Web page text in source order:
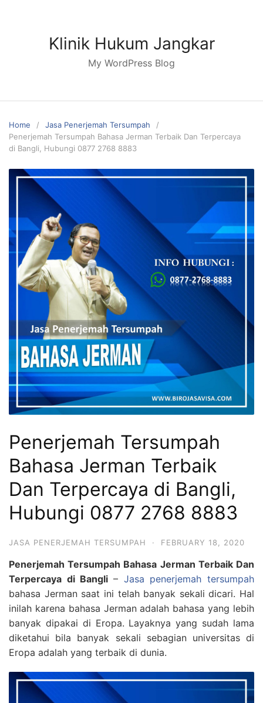
Klinik Hukum Jangkar
My WordPress Blog
Home
Jasa Penerjemah Tersumpah
Penerjemah Tersumpah Bahasa Jerman Terbaik Dan Terpercaya
di Bangli, Hubungi 0877 2768 8883
Penerjemah Tersumpah
Bahasa Jerman Terbaik
Dan Terpercaya di Bangli,
Hubungi 0877 2768 8883
JASA PENERJEMAH TERSUMPAH · FEBRUARY 18, 2020
Penerjemah Tersumpah Bahasa Jerman Terbaik Dan
Terpercaya di Bangli – Jasa penerjemah tersumpah
bahasa Jerman saat ini telah banyak sekali dicari. Hal
inilah karena bahasa Jerman adalah bahasa yang lebih
banyak dipakai di Eropa. Layaknya yang sudah lama
diketahui bila banyak sekali sebagian universitas di
Eropa adalah yang terbaik di dunia.